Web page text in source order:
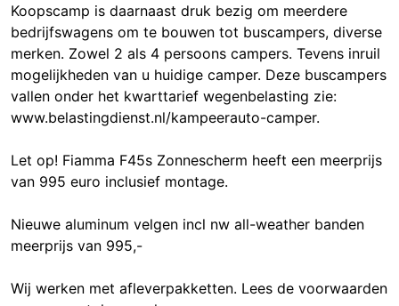
Koopscamp is daarnaast druk bezig om meerdere
bedrijfswagens om te bouwen tot buscampers, diverse
merken. Zowel 2 als 4 persoons campers. Tevens inruil
mogelijkheden van u huidige camper. Deze buscampers
vallen onder het kwarttarief wegenbelasting zie:
www.belastingdienst.nl/kampeerauto-camper.
Let op! Fiamma F45s Zonnescherm heeft een meerprijs
van 995 euro inclusief montage.
Nieuwe aluminum velgen incl nw all-weather banden
meerprijs van 995,-
Wij werken met afleverpakketten. Lees de voorwaarden